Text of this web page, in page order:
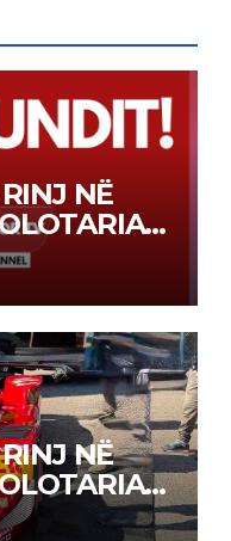
NË
PAGOI MBI
FITIME
VLT
NË
PAGOI MBI